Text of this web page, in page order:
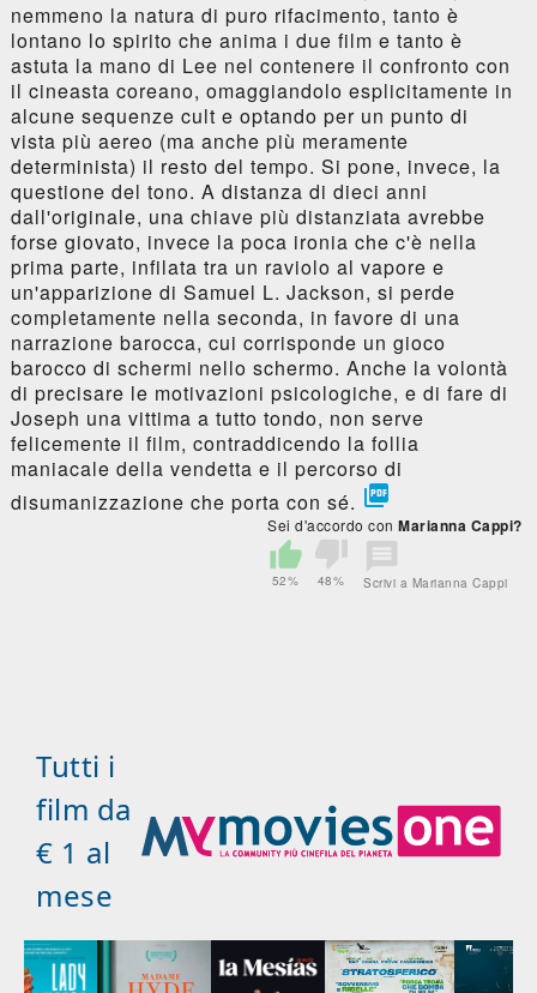
nemmeno la natura di puro rifacimento, tanto è
lontano lo spirito che anima i due film e tanto è
astuta la mano di Lee nel contenere il confronto con
il cineasta coreano, omaggiandolo esplicitamente in
alcune sequenze cult e optando per un punto di
vista più aereo (ma anche più meramente
determinista) il resto del tempo. Si pone, invece, la
questione del tono. A distanza di dieci anni
dall'originale, una chiave più distanziata avrebbe
forse giovato, invece la poca ironia che c'è nella
prima parte, infilata tra un raviolo al vapore e
un'apparizione di Samuel L. Jackson, si perde
completamente nella seconda, in favore di una
narrazione barocca, cui corrisponde un gioco
barocco di schermi nello schermo. Anche la volontà
di precisare le motivazioni psicologiche, e di fare di
Joseph una vittima a tutto tondo, non serve
felicemente il film, contraddicendo la follia
maniacale della vendetta e il percorso di
disumanizzazione che porta con sé. 
Sei d'accordo conMarianna Cappi?
52% 48% Scrivi a Marianna Cappi
Tutti i
film da
€ 1 al
mese